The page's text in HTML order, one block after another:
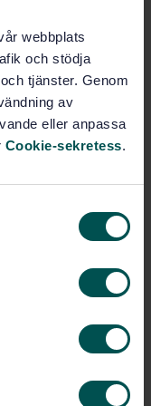
webbplats
och stödja
tjänster. Genom
av
eller anpassa
Cookie-sekretess.
för
15738:2019,
- Läs mer
789 SEK